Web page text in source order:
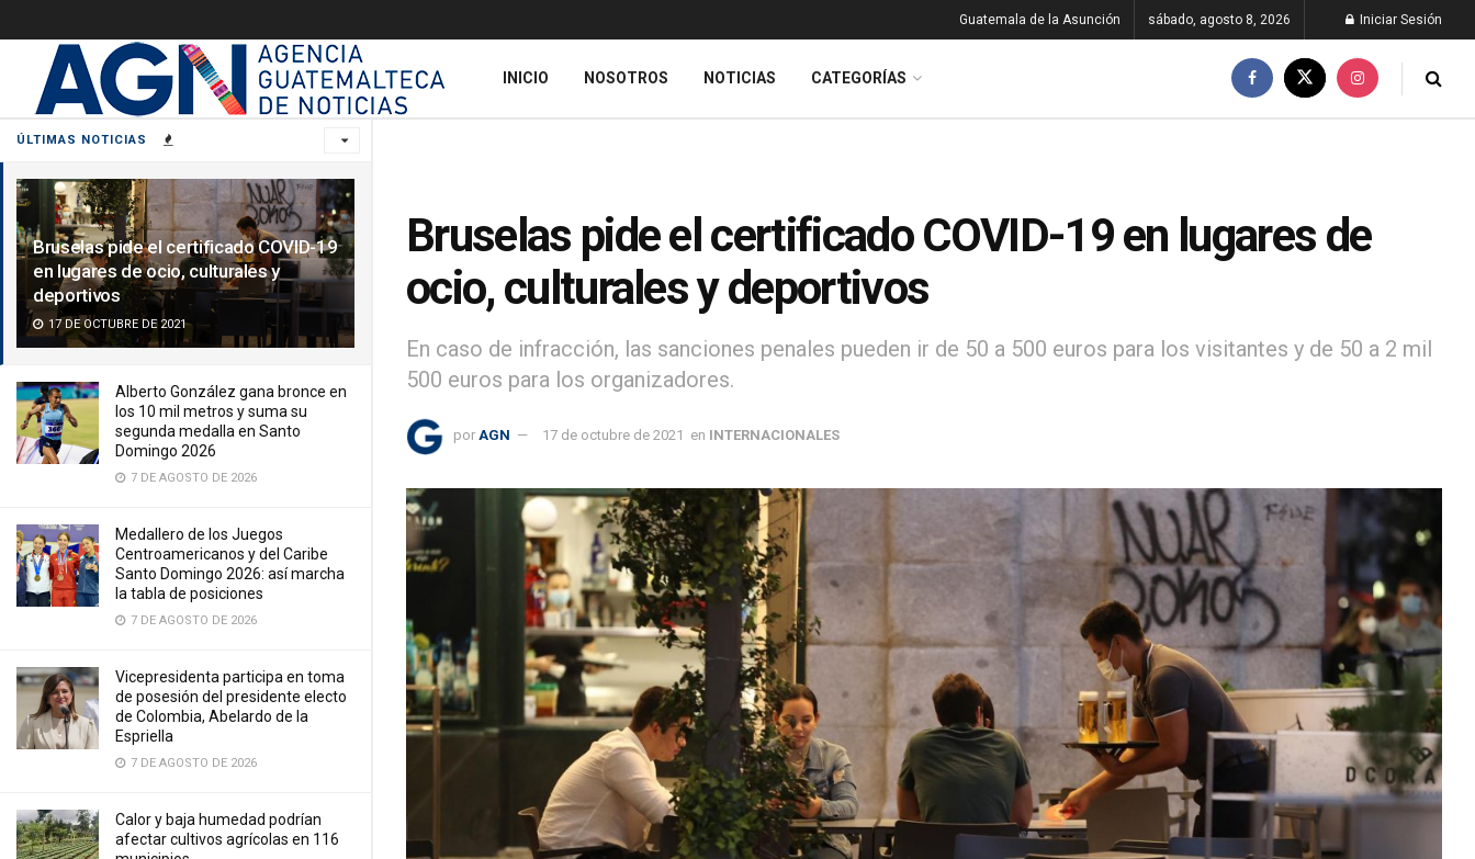
ÚLTIMAS NOTICIAS
Bruselas pide el certificado COVID-19
en lugares de ocio, culturales y
deportivos
17 DE OCTUBRE DE 2021
Alberto González gana bronce en
los 10 mil metros y suma su
segunda medalla en Santo
Domingo 2026
7 DE AGOSTO DE 2026
Medallero de los Juegos
Centroamericanos y del Caribe
Santo Domingo 2026: así marcha
la tabla de posiciones
7 DE AGOSTO DE 2026
Vicepresidenta participa en toma
de posesión del presidente electo
de Colombia, Abelardo de la
Espriella
7 DE AGOSTO DE 2026
Calor y baja humedad podrían
afectar cultivos agrícolas en 116
Guatemala de la Asunción sábado, agosto 8, 2026 Iniciar Sesión
INICIO NOSOTROS NOTICIAS CATEGORÍAS
Bruselas pide el certificado COVID-19 en lugares de
ocio, culturales y deportivos
En caso de infracción, las sanciones penales pueden ir de 50 a 500 euros para los visitantes y de 50 a 2 mil
500 euros para los organizadores.
por AGN 17 de octubre de 2021 en INTERNACIONALES